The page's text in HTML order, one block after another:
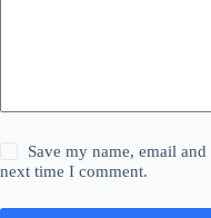
Save my name, email
next time I comment.